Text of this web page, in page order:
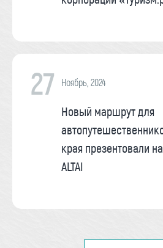
27 Ноябрь, 2024
Новый маршрут для
края презентовали
ALTAI